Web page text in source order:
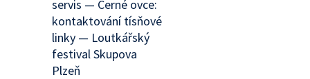
servis — Černé ovce:
kontaktování tísňové
linky — Loutkářský
festival Skupova
Plzeň